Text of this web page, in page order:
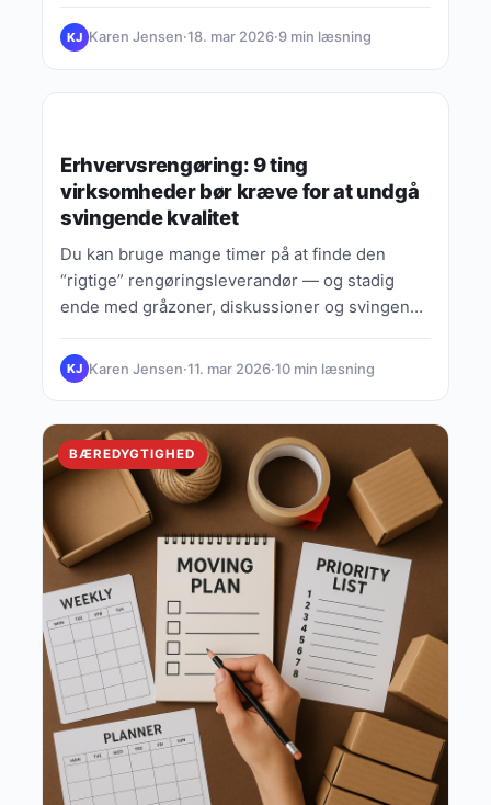
KJ Karen Jensen·18. mar 2026·9 min læsning
Erhvervsrengøring: 9 ting
virksomheder bør kræve for at undgå
svingende kvalitet
Du kan bruge mange timer på at finde den
“rigtige” rengøringsleverandør — og stadig
ende med gråzoner, diskussioner og svingende
KJ Karen Jensen·11. mar 2026·10 min læsning
BÆREDYGTIGHED